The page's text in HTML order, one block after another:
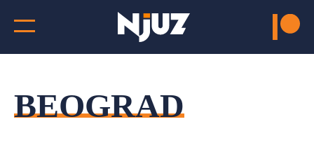
BEOGRAD